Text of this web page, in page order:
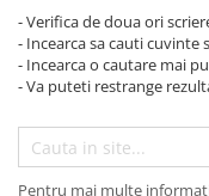
OPTIMEAL
PRO PLAN
HRANA UMEDA
DR. TREND
FARMINA
PURINA
ROYAL CANIN
WUNDER FOOD
DELICKCIOUS
DR. TREND
- Verifica de doua ori
- Incearca sa cauti cuvinte
- Incearca o cautare mai
- Va puteti restrange
Pentru mai multe